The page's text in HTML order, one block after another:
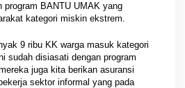
program BANTU UMAK yang
kategori miskin ekstrem.
9 ribu KK warga masuk kategori
sudah disiasati dengan program
juga kita berikan asuransi
sektor informal yang pada